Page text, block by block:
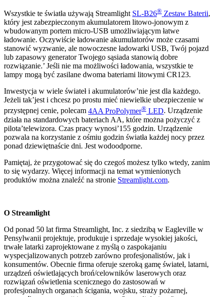
Wszystkie te światła używają Streamlight SL-B26® Zestaw Baterii,
który jest zabezpieczonym akumulatorem litowo-jonowym z
wbudowanym portem micro-USB umożliwiającym łatwe
ładowanie. Oczywiście ładowanie akumulatorów może czasami
stanowić wyzwanie, ale nowoczesne ładowarki USB, Twój pojazd
lub zapasowy generator Twojego sąsiada stanowią dobre
rozwiązanie.’ Jeśli nie ma możliwości ładowania, wszystkie te
lampy mogą być zasilane dwoma bateriami litowymi CR123.
Inwestycja w wiele świateł i akumulatorów’nie jest dla każdego.
Jeżeli tak’jest i chcesz po prostu mieć niewielkie ubezpieczenie w
przystępnej cenie, polecam 4AA ProPolymer® LED. Urządzenie
działa na standardowych bateriach AA, które można pożyczyć z
pilota’telewizora. Czas pracy wynosi’155 godzin. Urządzenie
pozwala na korzystanie z ośmiu godzin światła każdej nocy przez
ponad dziewiętnaście dni. Jest wodoodporne.
Pamiętaj, że przygotować się do czegoś możesz tylko wtedy, zanim
to się wydarzy. Więcej informacji na temat wymienionych
produktów można znaleźć na stronie Streamlight.com.
O Streamlight
Od ponad 50 lat firma Streamlight, Inc. z siedzibą w Eagleville w
Pensylwanii projektuje, produkuje i sprzedaje wysokiej jakości,
trwałe latarki zaprojektowane z myślą o zaspokajaniu
wyspecjalizowanych potrzeb zarówno profesjonalistów, jak i
konsumentów. Obecnie firma oferuje szeroką gamę świateł, latarni,
urządzeń oświetlających broń/celowników laserowych oraz
rozwiązań oświetlenia scenicznego do zastosowań w
profesjonalnych organach ścigania, wojsku, straży pożarnej,